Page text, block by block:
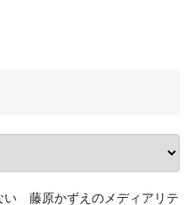
い 藤原かずえのメディアリテ